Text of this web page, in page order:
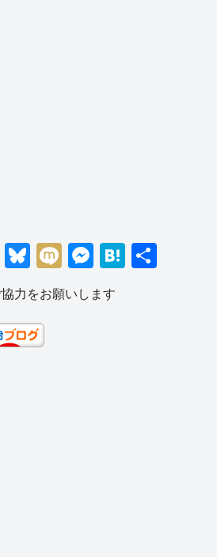
Li
n
Bl
u
e
sk
y
M
ixi
M
e
ss
H
力をお願いします